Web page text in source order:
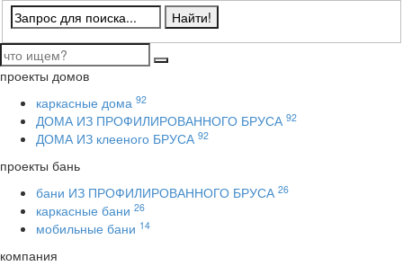
проекты домов
каркасные дома 92
ДОМА ИЗ ПРОФИЛИРОВАННОГО БРУСА 92
ДОМА ИЗ клееного БРУСА 92
проекты бань
бани ИЗ ПРОФИЛИРОВАННОГО БРУСА 26
каркасные бани 26
мобильные бани 14
компания